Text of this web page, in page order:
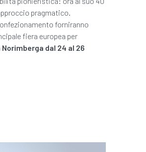
pragmatico.
forniranno
fiera europea per
Norimberga dal 24 al 26